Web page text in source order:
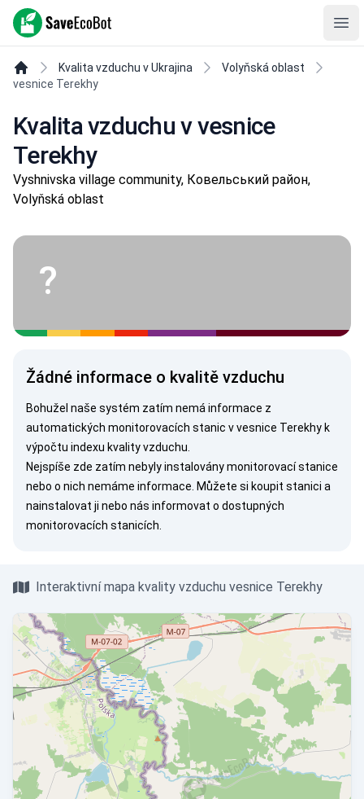
SaveEcoBot
Kvalita vzduchu v Ukrajina
Volyňská oblast
vesnice Terekhy
Kvalita vzduchu v vesnice
Terekhy
Vyshnivska village community, Ковельський район,
Volyňská oblast
?
Žádné informace o kvalitě vzduchu
Bohužel naše systém zatím nemá informace z
automatických monitorovacích stanic v vesnice Terekhy k
výpočtu indexu kvality vzduchu.
Nejspíše zde zatím nebyly instalovány monitorovací stanice
nebo o nich nemáme informace. Můžete si koupit stanici a
nainstalovat ji nebo nás informovat o dostupných
monitorovacích stanicích.
Interaktivní mapa kvality vzduchu vesnice Terekhy